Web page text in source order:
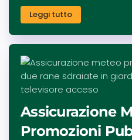
Leggi tutto
Assicurazione
Promozioni